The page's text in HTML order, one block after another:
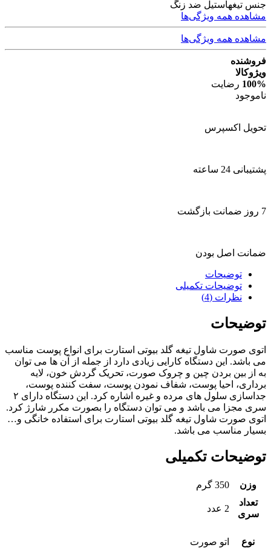
جنس تیغهاستیل ضد زنگ
مشاهده همه ویژگی‌ها
مشاهده همه ویژگی‌ها
فروشنده
ویژوکالا
100% رضایت
ناموجود
تحویل اکسپرس
پشتیبانی 24 ساعته
7 روز ضمانت بازگشت
ضمانت اصل بودن
توضیحات
توضیحات تکمیلی
نظرات (4)
توضیحات
اتوی صورت شاول تیغه گلد بیوتی استارت برای انواع پوست مناسب
می باشد. این دستگاه کارایی زیادی دارد از جمله از آن ها می توان
به از بین بردن چین و چروک صورت، تحریک گردش خون، لایه
برداری، احیا پوست، شفاف نمودن پوست، سفت کننده پوست،
جداسازی سلول های مرده و غیره اشاره کرد. این دستگاه دارای ۲
سری مجزا می باشد و می توان دستگاه را بصورت مکرر شارژ کرد.
اتوی صورت شاول تیغه گلد بیوتی استارت برای استفاده خانگی و…
بسیار مناسب می باشد.
توضیحات تکمیلی
وزن
350 گرم
تعداد
سری
2 عدد
نوع اتو صورت